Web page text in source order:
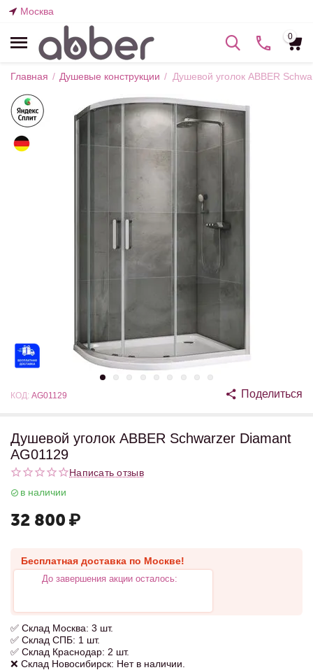
Москва
0
Главная / Душевые конструкции / Душевой уголок ABBER
КОД: AG01129 Поделиться
Душевой уголок ABBER Schwarzer Diamant
AG01129
Написать отзыв
в наличии
32 800 ₽
Бесплатная доставка по Москве!
До завершения акции осталось:
✅ Склад Москва: 3 шт.
✅ Склад СПБ: 1 шт.
✅ Склад Краснодар: 2 шт.
❌ Склад Новосибирск: Нет в наличии.